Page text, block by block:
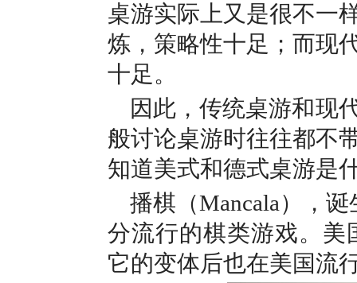
桌游实际上又是很不一
炼，策略性十足；而现
十足。
因此，传统桌游和现
般讨论桌游时往往都不
知道美式和德式桌游是
播棋（Mancala）
，
分流行的棋类游戏。美
它的变体后也在美国流